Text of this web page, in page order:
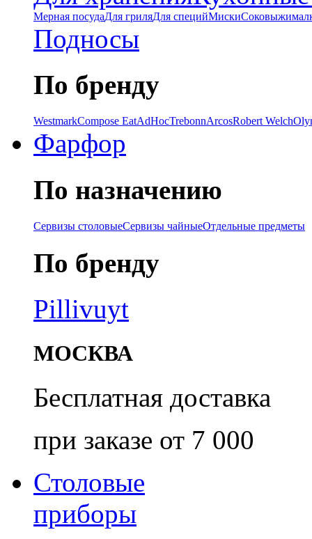
Мерная посудаДля гриляДля специйМиски
Подносы
По бренду
WestmarkCompose EatAdHocTrebonnArcosRobert Welch
Фарфор
По назначению
Сервизы столовыеСервизы чайныеОтдельные предметы
По бренду
Pillivuyt
МОСКВА
Бесплатная доставка
при заказе от 7 000
Столовые
приборы